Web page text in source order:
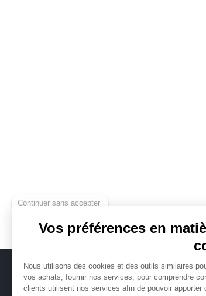
Vos préférences en
Nous utilisons des cookies et des outils similaires
vos achats, fournir nos services, pour comprendre
clients utilisent nos services afin de pouvoir apporter
MICHENAUD.COM